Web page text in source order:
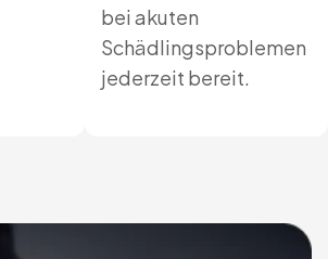
bei akuten
Schädlingsproblemen
jederzeit bereit.